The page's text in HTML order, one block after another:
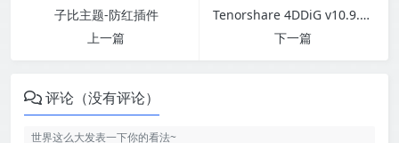
子比主题-防红插件
上一篇
Tenorshare 4DDiG v10.9.0.8高级版
下一篇
评论（没有评论）